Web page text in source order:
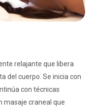
relajante que libera
del cuerpo. Se inicia con
con técnicas
masaje craneal que